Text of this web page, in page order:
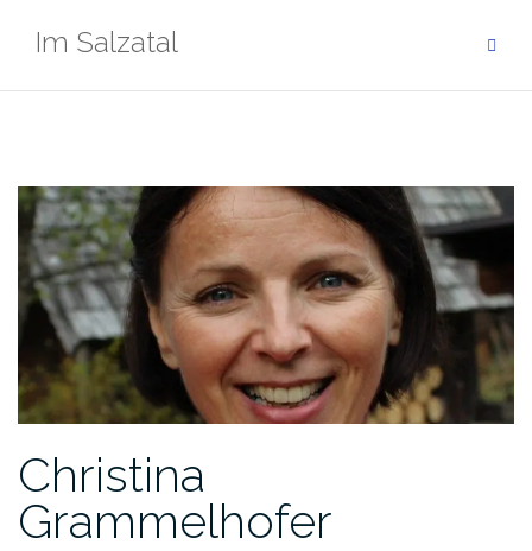
InhaltIm Salzatal
Christina
Grammelhofer